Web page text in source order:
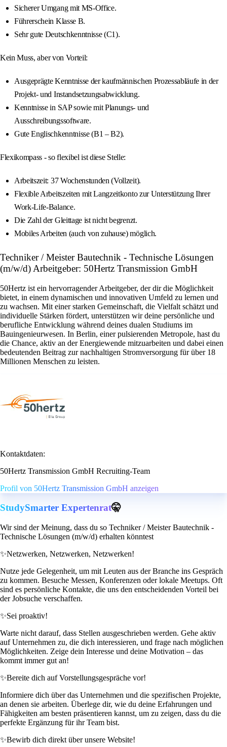
Sicherer Umgang mit MS-Office.
Führerschein Klasse B.
Sehr gute Deutschkenntnisse (C1).
Kein Muss, aber von Vorteil:
Ausgeprägte Kenntnisse der kaufmännischen Prozessabläufe in der
Projekt- und Instandsetzungsabwicklung.
Kenntnisse in SAP sowie mit Planungs- und
Ausschreibungssoftware.
Gute Englischkenntnisse (B1 – B2).
Flexikompass - so flexibel ist diese Stelle:
Arbeitszeit: 37 Wochenstunden (Vollzeit).
Flexible Arbeitszeiten mit Langzeitkonto zur Unterstützung Ihrer
Work-Life-Balance.
Die Zahl der Gleittage ist nicht begrenzt.
Mobiles Arbeiten (auch von zuhause) möglich.
Techniker / Meister Bautechnik - Technische Lösungen
(m/w/d) Arbeitgeber: 50Hertz Transmission GmbH
50Hertz ist ein hervorragender Arbeitgeber, der dir die Möglichkeit
bietet, in einem dynamischen und innovativen Umfeld zu lernen und
zu wachsen. Mit einer starken Gemeinschaft, die Vielfalt schätzt und
individuelle Stärken fördert, unterstützen wir deine persönliche und
berufliche Entwicklung während deines dualen Studiums im
Bauingenieurwesen. In Berlin, einer pulsierenden Metropole, hast du
die Chance, aktiv an der Energiewende mitzuarbeiten und dabei einen
bedeutenden Beitrag zur nachhaltigen Stromversorgung für über 18
Millionen Menschen zu leisten.
Kontaktdaten:
50Hertz Transmission GmbH Recruiting-Team
Profil von 50Hertz Transmission GmbH anzeigen
StudySmarter Expertenrat🤫
Wir sind der Meinung, dass du so Techniker / Meister Bautechnik -
Technische Lösungen (m/w/d) erhalten könntest
✨Netzwerken, Netzwerken, Netzwerken!
Nutze jede Gelegenheit, um mit Leuten aus der Branche ins Gespräch
zu kommen. Besuche Messen, Konferenzen oder lokale Meetups. Oft
sind es persönliche Kontakte, die uns den entscheidenden Vorteil bei
der Jobsuche verschaffen.
✨Sei proaktiv!
Warte nicht darauf, dass Stellen ausgeschrieben werden. Gehe aktiv
auf Unternehmen zu, die dich interessieren, und frage nach möglichen
Möglichkeiten. Zeige dein Interesse und deine Motivation – das
kommt immer gut an!
✨Bereite dich auf Vorstellungsgespräche vor!
Informiere dich über das Unternehmen und die spezifischen Projekte,
an denen sie arbeiten. Überlege dir, wie du deine Erfahrungen und
Fähigkeiten am besten präsentieren kannst, um zu zeigen, dass du die
perfekte Ergänzung für ihr Team bist.
✨Bewirb dich direkt über unsere Website!